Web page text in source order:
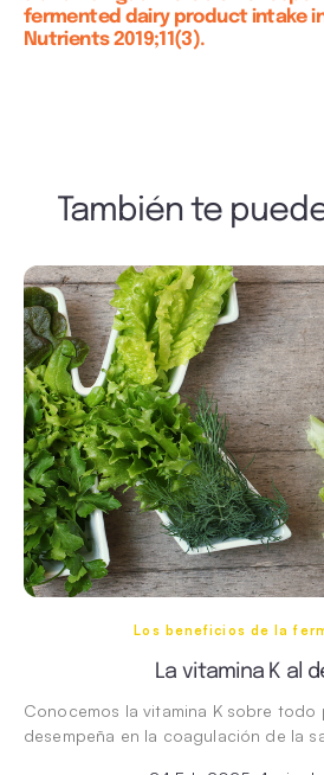
fermented dairy product intake
Nutrients 2019;11(3).
También te
Los beneficios de la
La vitamina K al
Conocemos la vitamina K sobre todo
desempeña en la coagulación de la